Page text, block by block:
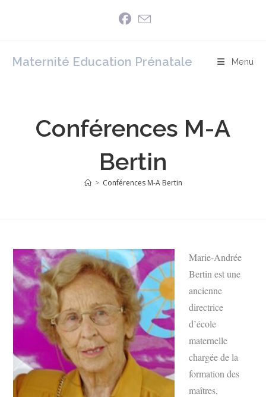
Maternité Education Prénatale Menu
Conférences M-A
Bertin
> Conférences M-A Bertin
Marie-Andrée
Bertin est une
ancienne
directrice
d’école
maternelle
chargée de la
formation des
maîtres,